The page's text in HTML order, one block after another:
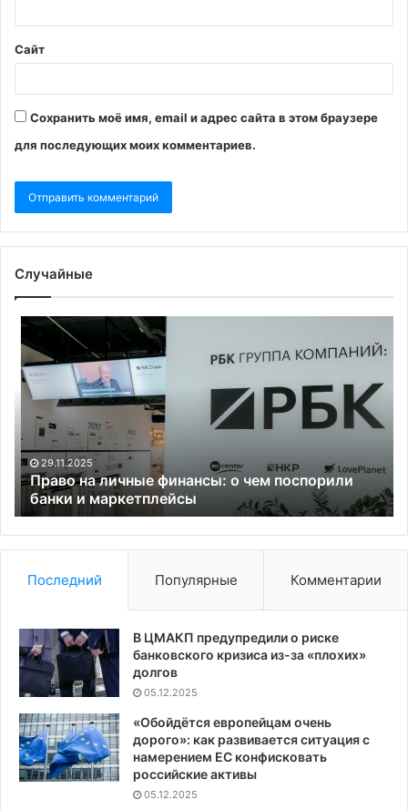
Сайт
Сохранить моё имя, email и адрес сайта в этом браузере
для последующих моих комментариев.
Случайные
Право
на
личные
финансы:
чем
поспорили
банки
маркетплейсы
29.11.2025
Право на личные финансы: о чем поспорили
банки и маркетплейсы
Последний Популярные Комментарии
В ЦМАКП предупредили о риске
банковского кризиса из-за «плохих»
долгов
05.12.2025
«Обойдётся европейцам очень
дорого»: как развивается ситуация с
намерением ЕС конфисковать
российские активы
05.12.2025